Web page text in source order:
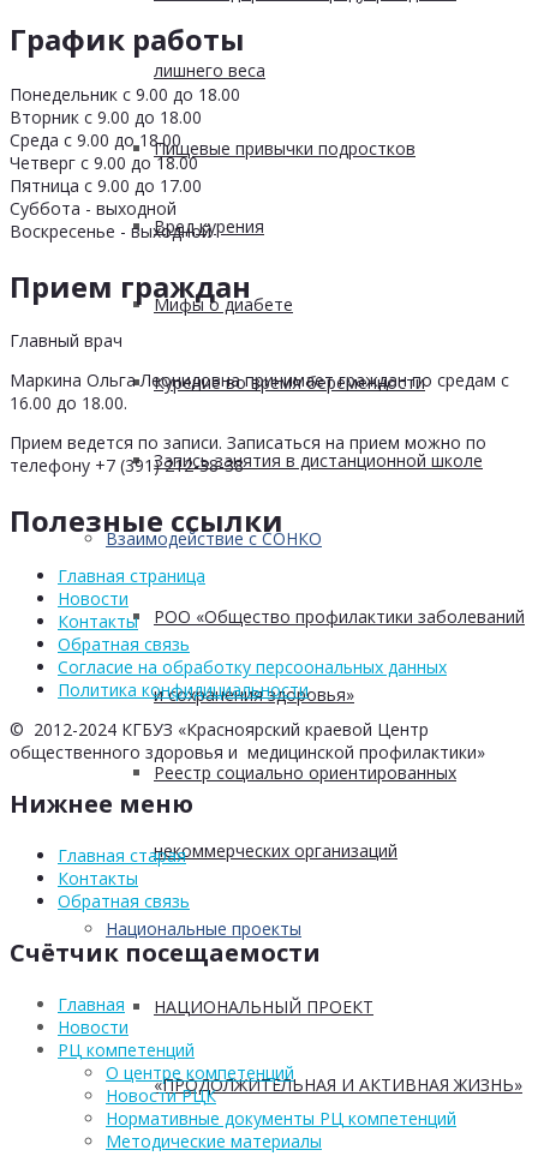
лишнего веса
Пищевые привычки подростков
Вред курения
Мифы о диабете
Курение во время беременности
Запись занятия в дистанционной школе
Взаимодействие с СОНКО
РОО «Общество профилактики заболеваний
и сохранения здоровья»
Реестр социально ориентированных
некоммерческих организаций
Национальные проекты
НАЦИОНАЛЬНЫЙ ПРОЕКТ
«ПРОДОЛЖИТЕЛЬНАЯ И АКТИВНАЯ ЖИЗНЬ»
График работы
Понедельник с 9.00 до 18.00
Вторник с 9.00 до 18.00
Среда с 9.00 до 18.00
Четверг с 9.00 до 18.00
Пятница с 9.00 до 17.00
Суббота - выходной
Воскресенье - выходной
Прием граждан
Главный врач
Маркина Ольга Леонидовна принимает граждан по средам с
16.00 до 18.00.
Прием ведется по записи. Записаться на прием можно по
телефону +7 (391) 212-38-38
Полезные ссылки
Главная страница
Новости
Контакты
Обратная связь
Согласие на обработку персоональных данных
Политика конфидициальности
© 2012-2024 КГБУЗ «Красноярский краевой Центр
общественного здоровья и медицинской профилактики»
Нижнее меню
Главная старая
Контакты
Обратная связь
Счётчик посещаемости
Главная
Новости
РЦ компетенций
О центре компетенций
Новости РЦК
Нормативные документы РЦ компетенций
Методические материалы